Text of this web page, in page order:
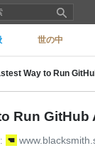
世の中
Way to Run
Run